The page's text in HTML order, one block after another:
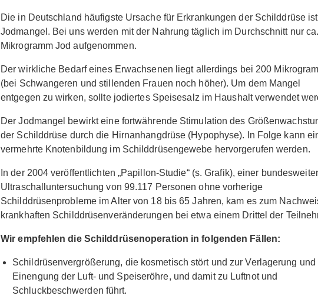
Die in Deutschland häufigste Ursache für Erkrankungen der Schilddrüse
Jodmangel. Bei uns werden mit der Nahrung täglich im Durchschnitt nur
Mikrogramm Jod aufgenommen.
Der wirkliche Bedarf eines Erwachsenen liegt allerdings bei 200
(bei Schwangeren und stillenden Frauen noch höher). Um dem Mangel
entgegen zu wirken, sollte jodiertes Speisesalz im Haushalt verwendet
Der Jodmangel bewirkt eine fortwährende Stimulation des
der Schilddrüse durch die Hirnanhangdrüse (Hypophyse). In Folge kann
vermehrte Knotenbildung im Schilddrüsengewebe hervorgerufen werden.
In der 2004 veröffentlichten „Papillon-Studie“ (s. Grafik), einer
Ultraschalluntersuchung von 99.117 Personen ohne vorherige
Schilddrüsenprobleme im Alter von 18 bis 65 Jahren, kam es zum
krankhaften Schilddrüsenveränderungen bei etwa einem Drittel der
Wir empfehlen die Schilddrüsenoperation in folgenden Fällen:
Schildrüsenvergrößerung, die kosmetisch stört und zur Verlagerung und
Einengung der Luft- und Speiseröhre, und damit zu Luftnot und
Schluckbeschwerden führt.